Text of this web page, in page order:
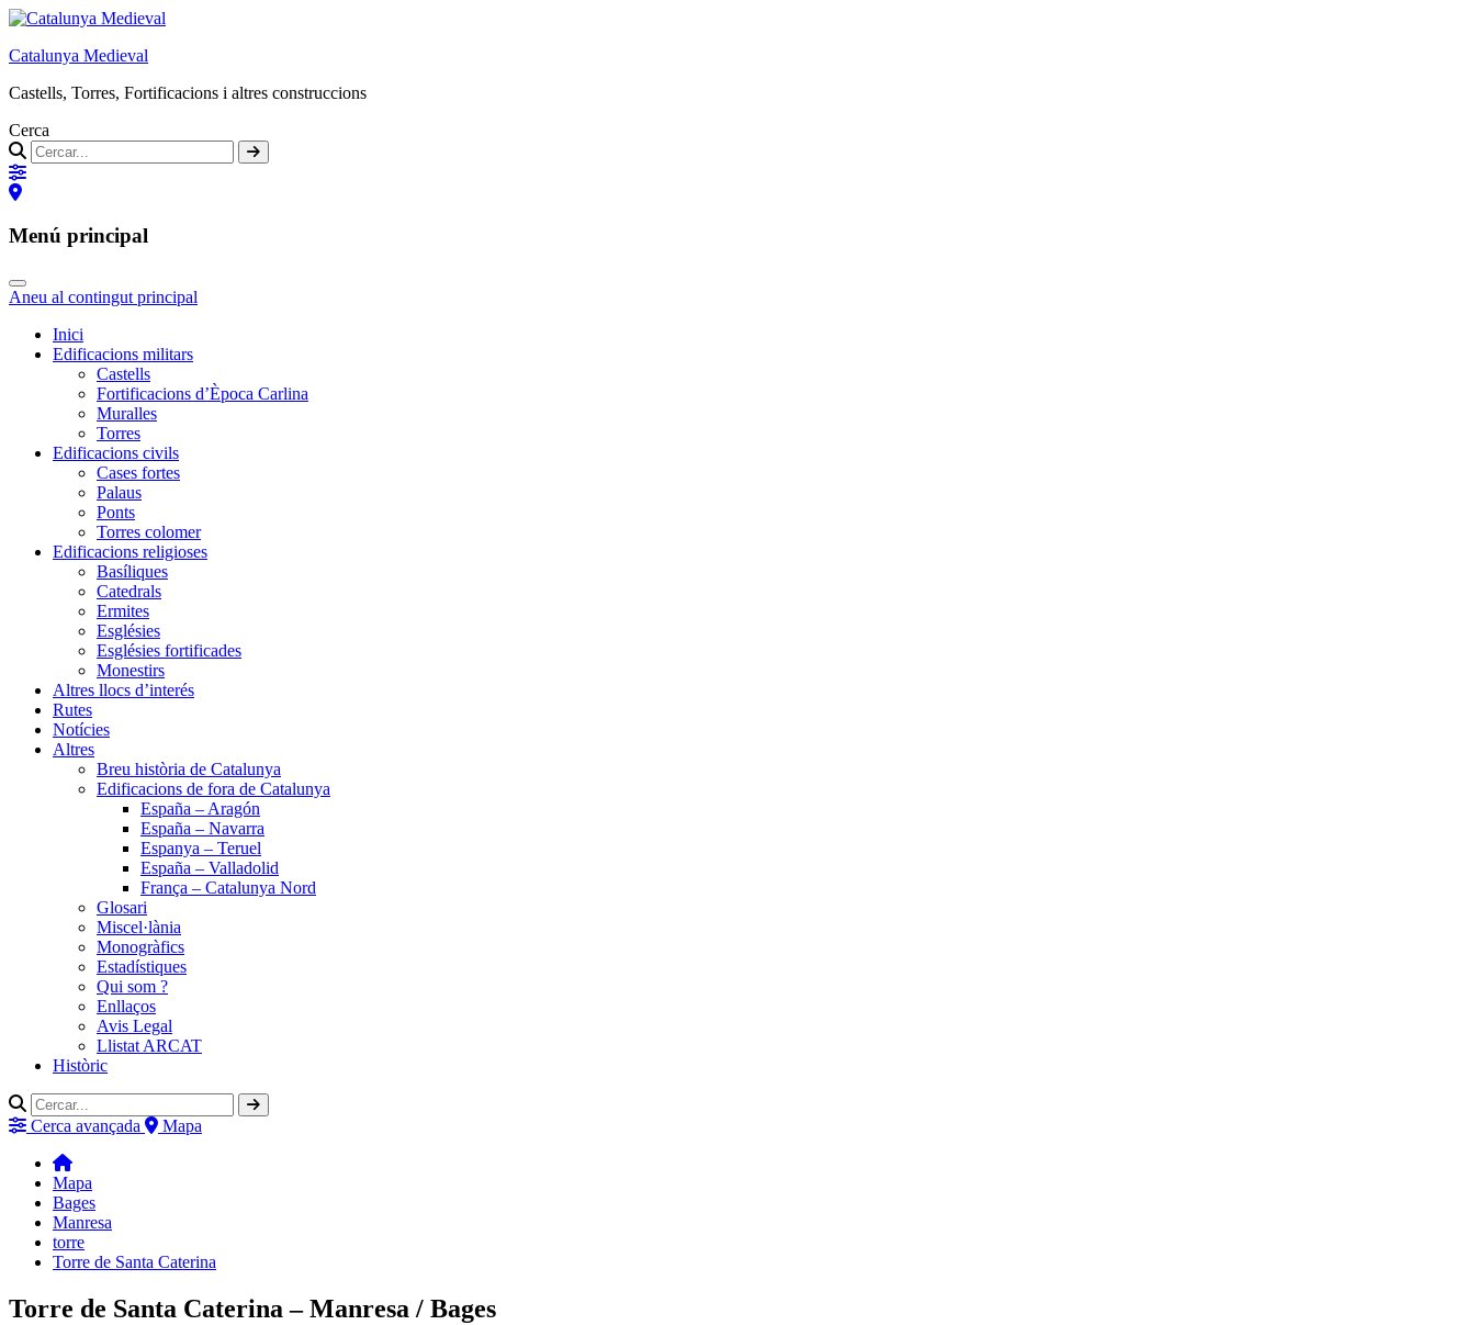
Catalunya Medieval
Castells, Torres, Fortificacions i altres construccions
Cerca
Menú principal
Aneu al contingut principal
Inici
Edificacions militars
Castells
Fortificacions d’Època Carlina
Muralles
Torres
Edificacions civils
Cases fortes
Palaus
Ponts
Torres colomer
Edificacions religioses
Basíliques
Catedrals
Ermites
Esglésies
Esglésies fortificades
Monestirs
Altres llocs d’interés
Rutes
Notícies
Altres
Breu història de Catalunya
Edificacions de fora de Catalunya
España – Aragón
España – Navarra
Espanya – Teruel
España – Valladolid
França – Catalunya Nord
Glosari
Miscel·lània
Monogràfics
Estadístiques
Qui som ?
Enllaços
Avis Legal
Llistat ARCAT
Històric
Cerca avançada Mapa
Mapa
Bages
Manresa
torre
Torre de Santa Caterina
Torre de Santa Caterina – Manresa / Bages